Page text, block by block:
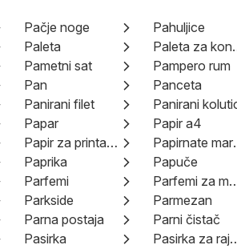
Pačje noge
Pahuljice
Paleta
Pametni sat
Pampero rum
Pan
Panceta
Panirani filet
Panirani
Papar
Papir a4
Papir za printanje
Paprika
Papuče
Parfemi
Parfemi
Parkside
Parmezan
Parna postaja
Parni čistač
Pasirka